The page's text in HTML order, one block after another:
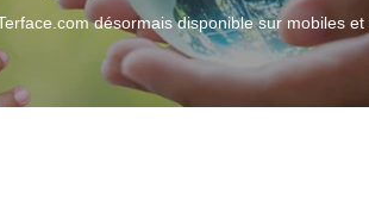
désormais disponible sur mobiles et